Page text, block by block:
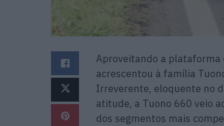
Aproveitando a plataforma
acrescentou à família
Irreverente, eloquente no
atitude, a Tuono 660 veio
dos segmentos mais